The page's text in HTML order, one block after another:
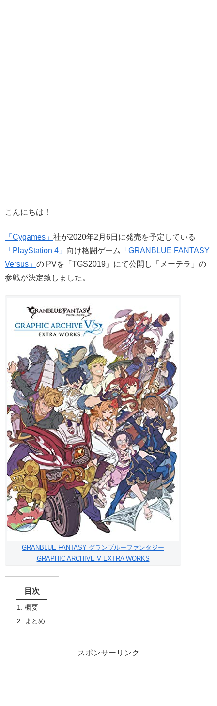
こんにちは！
「Cygames」 社が2020年2月6日に発売を予定している
「PlayStation 4」 向け格闘ゲーム
「GRANBLUE FANTASY
Versus」 の PVを「TGS2019」にて公開し「メーテラ」の
参戦が決定致しました。
GRANBLUE FANTASY グランブルーファンタジー
GRAPHIC ARCHIVE V EXTRA WORKS
目次
概要
まとめ
スポンサーリンク